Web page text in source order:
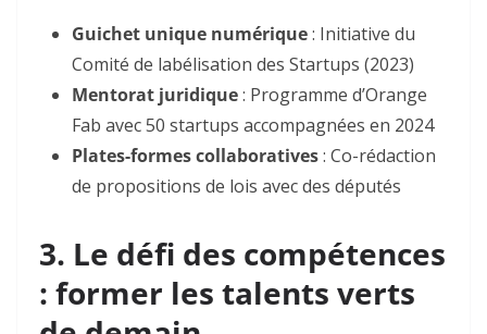
Guichet unique numérique: Initiative du
Comité de labélisation des Startups (2023)
Mentorat juridique: Programme d’Orange
Fab avec 50 startups accompagnées en 2024
Plates-formes collaboratives: Co-rédaction
de propositions de lois avec des députés
3. Le défi des compétences
: former les talents verts